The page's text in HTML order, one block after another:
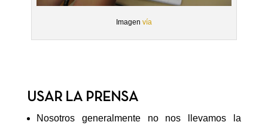
Imagen vía
USAR LA PRENSA
Nosotros generalmente no nos llevamos la